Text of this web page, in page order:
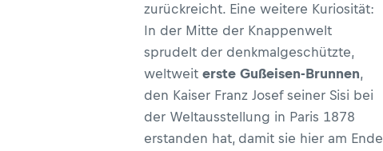
zurückreicht. Eine weitere Kuriosität:
In der Mitte der Knappenwelt
sprudelt der denkmalgeschützte,
weltweit erste Gußeisen-Brunnen,
den Kaiser Franz Josef seiner Sisi bei
der Weltausstellung in Paris 1878
erstanden hat, damit sie hier am Ende